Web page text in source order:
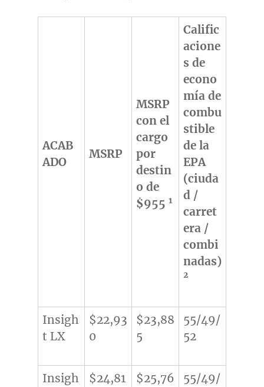
ACAB
ADO
MSRP
MSRP
con el
cargo
por
destin
o de
$955 1
Calific
acione
s de
econo
mía de
combu
stible
de la
EPA
(ciuda
d /
carret
era /
combi
nadas)
2
Insigh
t LX
$22,93
0
$23,88
5
55/49/
52
Insigh
$24,81
$25,76
55/49/